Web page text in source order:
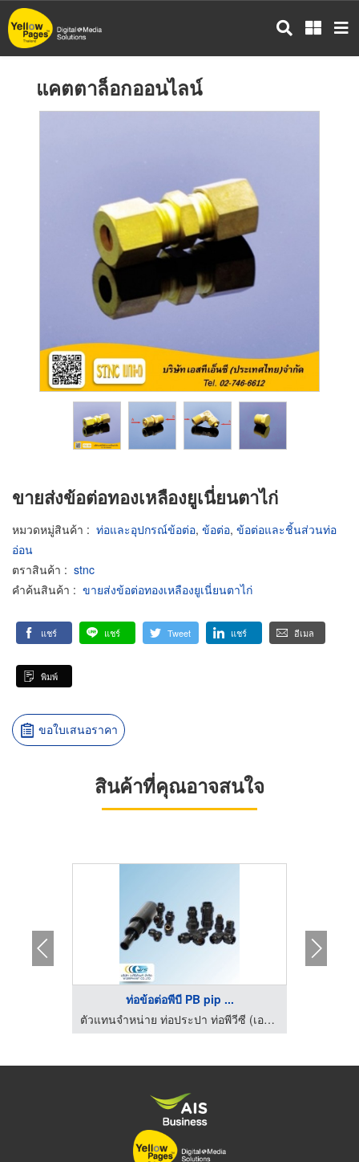
ข้าม
ไป
แคตตาล็อกออนไลน์
ขายส่งข้อต่อทองเหลืองยูเนี่ยนตาไก่
หมวดหมู่สินค้า : ท่อและอุปกรณ์ข้อต่อ, ข้อต่อ, ข้อต่อและชิ้นส่วนท่อ
อ่อน
ตราสินค้า : stnc
คำค้นสินค้า : ขายส่งข้อต่อทองเหลืองยูเนี่ยนตาไก่
แชร์ แชร์ Tweet แชร์ อีเมล
พิมพ์
ขอใบเสนอราคา
สินค้าที่คุณอาจสนใจ
ท่อข้อต่อพีบี PB pip ...
ตัวแทนจำหน่าย ท่อประปา ท่อพีวีซี (เอสซีจี) - ว ศิริภัณฑ์